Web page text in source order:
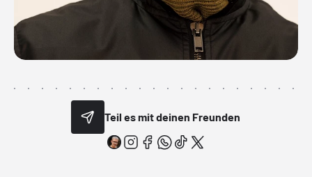
Teil es mit deinen Freunden